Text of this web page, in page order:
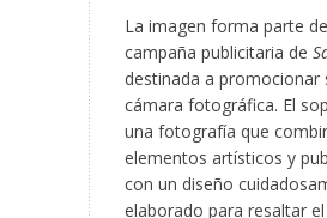
La imagen forma parte
campaña publicitaria de
destinada a promocionar
cámara fotográfica. El
una fotografía que
elementos artísticos y
con un diseño
elaborado para resaltar